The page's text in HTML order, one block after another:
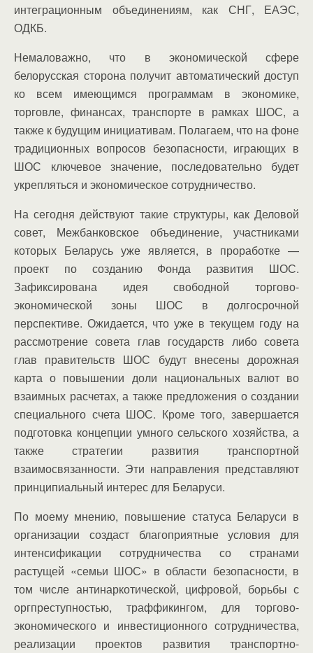
интеграционным объединениям, как СНГ, ЕАЭС,
ОДКБ.
Немаловажно, что в экономической сфере
белорусская сторона получит автоматический доступ
ко всем имеющимся программам в экономике,
торговле, финансах, транспорте в рамках ШОС, а
также к будущим инициативам. Полагаем, что на фоне
традиционных вопросов безопасности, играющих в
ШОС ключевое значение, последовательно будет
укрепляться и экономическое сотрудничество.
На сегодня действуют такие структуры, как Деловой
совет, Межбанковское объединение, участниками
которых Беларусь уже является, в проработке —
проект по созданию Фонда развития ШОС.
Зафиксирована идея свободной торгово-
экономической зоны ШОС в долгосрочной
перспективе. Ожидается, что уже в текущем году на
рассмотрение совета глав государств либо совета
глав правительств ШОС будут внесены дорожная
карта о повышении доли национальных валют во
взаимных расчетах, а также предложения о создании
специального счета ШОС. Кроме того, завершается
подготовка концепции умного сельского хозяйства, а
также стратегии развития транспортной
взаимосвязанности. Эти направления представляют
принципиальный интерес для Беларуси.
По моему мнению, повышение статуса Беларуси в
организации создаст благоприятные условия для
интенсификации сотрудничества со странами
растущей «семьи ШОС» в области безопасности, в
том числе антинаркотической, цифровой, борьбы с
оргпреступностью, траффикингом, для торгово-
экономического и инвестиционного сотрудничества,
реализации проектов развития транспортно-